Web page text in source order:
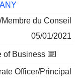
du Conseil
05/01/2021
of Business
Officer/Principal